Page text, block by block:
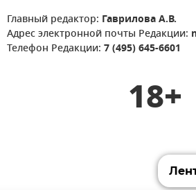
Главный редактор: Гаврилова А.В.
Адрес электронной почты Редакции:
Телефон Редакции: 7 (495) 645-6601
18+